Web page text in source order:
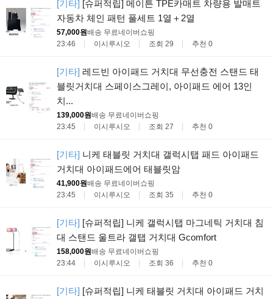
[기타] [슈퍼적립] 메이튼 TPE카매트 차량용 발매트
자동차 체인 패턴 풀세트 1열＋2열
57,000원배송 무료네이버쇼핑
23:46
이시루시오 조회 29 추천 0
[기타] 레드빈 아이패드 거치대 무선충전 스탠드 태
블릿거치대 스페이스그레이, 아이패드 에어 13인
치...
139,000원배송 무료네이버쇼핑
23:45
이시루시오 조회 27 추천 0
[기타] 니케 태블릿 거치대 갤럭시탭 패드 아이패드
거치대 아이패드에어 태블릿암
41,900원배송 무료네이버쇼핑
23:45
이시루시오 조회 35 추천 0
[기타] [슈퍼적립] 니케 갤럭시탭 마그네틱 거치대 침
대 스탠드 울트라 갤탭 거치대 Gcomfort
158,000원배송 무료네이버쇼핑
23:44
이시루시오 조회 36 추천 0
[기타] [슈퍼적립] 니케 태블릿 거치대 아이패드 거치